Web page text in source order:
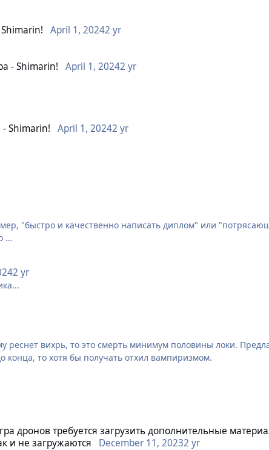
April 1, 20242 yr
- Shimarin! April 1, 20242 yr
присматривает за сообществом, поддерживает
новые и новые уголки Аринара.
Тема первого заседания: “Жарим большеглазого тунца на
Shimarin! April 1, 20242 yr
"быстро и качественно написать диплом" или
2 yr
реснет вихрь, то это смерть минимум половины локи.
конца, то хотя бы получать отхил вампиризмом.
дронов требуется загрузить дополнительные
и не загружаются
December 11, 20232 yr